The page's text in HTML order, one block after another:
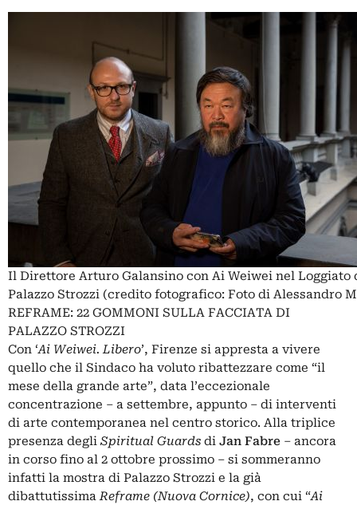
Il Direttore Arturo Galansino con Ai Weiwei nel Loggiato
Palazzo Strozzi (credito fotografico: Foto di Alessandro
REFRAME: 22 GOMMONI SULLA FACCIATA DI
PALAZZO STROZZI
Con ‘Ai Weiwei. Libero’, Firenze si appresta a vivere
quello che il Sindaco ha voluto ribattezzare come “il
mese della grande arte”, data l’eccezionale
concentrazione – a settembre, appunto – di interventi
di arte contemporanea nel centro storico. Alla triplice
presenza degli Spiritual Guards di Jan Fabre – ancora
in corso fino al 2 ottobre prossimo – si sommeranno
infatti la mostra di Palazzo Strozzi e la già
dibattutissimaReframe (Nuova Cornice), con cui “Ai